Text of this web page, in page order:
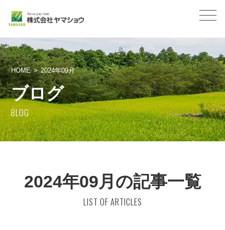
HOME 2024年09月
ブログ
BLOG
2024年09月の記事一覧
LIST OF ARTICLES